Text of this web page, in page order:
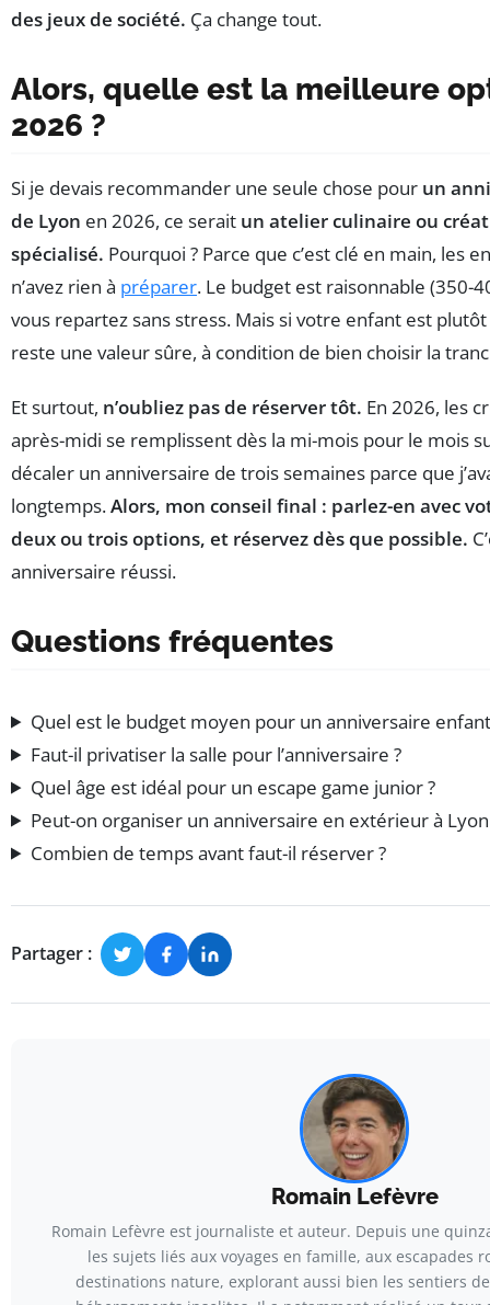
des jeux de société. Ça change tout.
Alors, quelle est la meilleure
2026 ?
Si je devais recommander une seule chose pour un
de Lyon en 2026, ce serait un atelier culinaire ou
spécialisé. Pourquoi ? Parce que c’est clé en main, les
n’avez rien à préparer. Le budget est raisonnable (350-
vous repartez sans stress. Mais si votre enfant est
reste une valeur sûre, à condition de bien choisir la
Et surtout, n’oubliez pas de réserver tôt. En 2026, les
après-midi se remplissent dès la mi-mois pour le mois
décaler un anniversaire de trois semaines parce que
longtemps.Alors, mon conseil final : parlez-en avec
deux ou trois options, et réservez dès que possible.
anniversaire réussi.
Questions fréquentes
Quel est le budget moyen pour un anniversaire
Faut-il privatiser la salle pour l’anniversaire ?
Quel âge est idéal pour un escape game junior ?
Peut-on organiser un anniversaire en extérieur à Lyon
Combien de temps avant faut-il réserver ?
Partager :
Romain Lefèvre
Romain Lefèvre est journaliste et auteur. Depuis une
les sujets liés aux voyages en famille, aux escapades
destinations nature, explorant aussi bien les sentiers